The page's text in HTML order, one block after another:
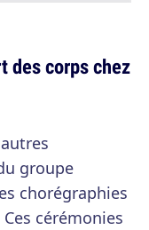
des corps chez
groupe
chorégraphies
cérémonies